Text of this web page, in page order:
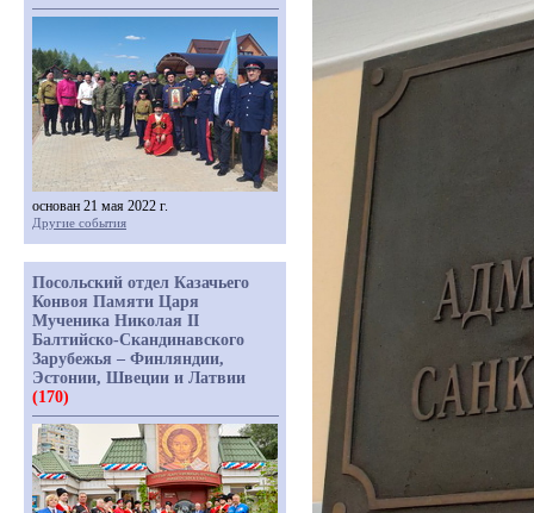
основан 21 мая 2022 г.
Другие события
Посольский отдел Казачьего
Конвоя Памяти Царя
Мученика Николая II
Балтийско-Скандинавского
Зарубежья – Финляндии,
Эстонии, Швеции и Латвии
(170)